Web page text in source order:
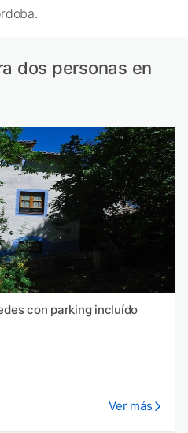
dos personas en
con parking incluído
Ver más